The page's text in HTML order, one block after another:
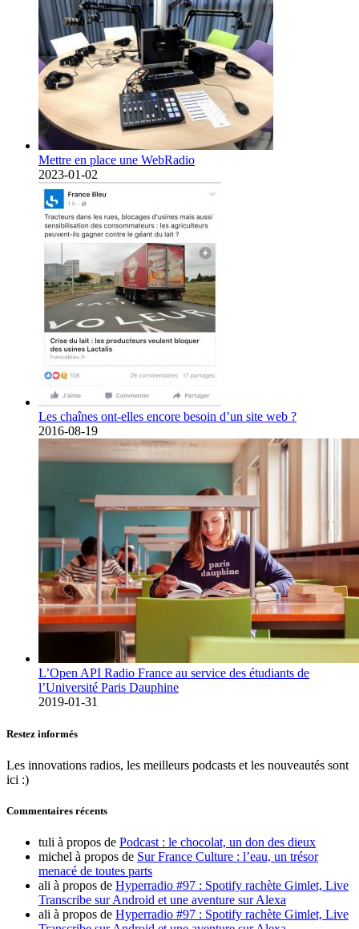
Mettre en place une WebRadio
2023-01-02
Les chaînes ont-elles encore besoin d’un site web ?
2016-08-19
L’Open API Radio France au service des étudiants de
l’Université Paris Dauphine
2019-01-31
Restez informés
Les innovations radios, les meilleurs podcasts et les nouveautés sont
ici :)
Commentaires récents
tuli à propos de Podcast : le chocolat, un don des dieux
michel à propos de Sur France Culture : l’eau, un trésor
menacé de toutes parts
ali à propos de Hyperradio #97 : Spotify rachète Gimlet, Live
Transcribe sur Android et une aventure sur Alexa
ali à propos de Hyperradio #97 : Spotify rachète Gimlet, Live